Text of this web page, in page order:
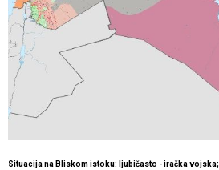
Situacija na Bliskom istoku: ljubičasto - iračka vojska;